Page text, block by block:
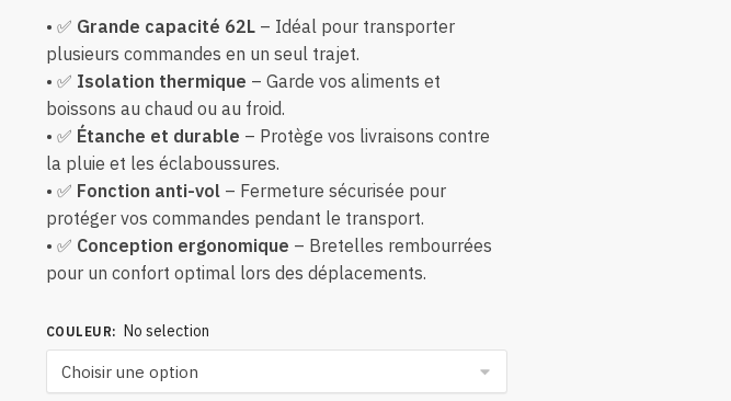
• ✅ Grande capacité 62L– Idéal pour transporter
plusieurs commandes en un seul trajet.
• ✅ Isolation thermique – Garde vos aliments et
boissons au chaud ou au froid.
• ✅ Étanche et durable – Protège vos livraisons contre
la pluie et les éclaboussures.
• ✅ Fonction anti-vol– Fermeture sécurisée pour
protéger vos commandes pendant le transport.
• ✅ Conception ergonomique – Bretelles rembourrées
pour un confort optimal lors des déplacements.
COULEUR: No selection